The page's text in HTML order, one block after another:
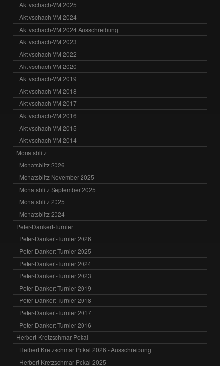
Aktivschach-VM 2025
Aktivschach-VM 2024
Aktivschach-VM 2024 Ausschreibung
Aktivschach-VM 2023
Aktivschach-VM 2022
Aktivschach-VM 2020
Aktivschach-VM 2019
Aktivschach-VM 2018
Aktivschach-VM 2017
Aktivschach-VM 2016
Aktivschach-VM 2015
Aktivschach-VM 2014
Monatsblitz
Monatsblitz 2026
Monatsblitz November 2025
Monatsblitz September 2025
Monatsblitz 2025
Monatsblitz 2024
Peter-Dankert-Turnier
Peter-Dankert-Turnier 2026
Peter-Dankert-Turnier 2025
Peter-Dankert-Turnier 2024
Peter-Dankert-Turnier 2023
Peter-Dankert-Turnier 2019
Peter-Dankert-Turnier 2018
Peter-Dankert-Turnier 2017
Peter-Dankert-Turnier 2016
Herbert-Kretzschmar-Pokal
Herbert Kretzschmar Pokal 2026 - Ausschreibung
Herbert Kretzschmar Pokal 2025